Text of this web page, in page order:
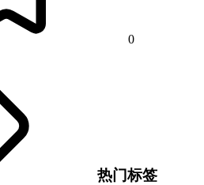
0
热门标签